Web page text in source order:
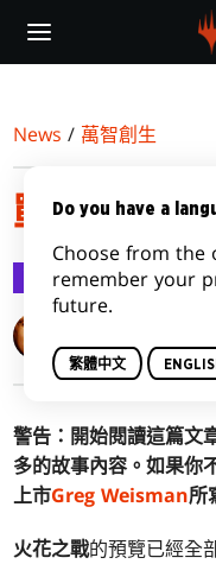
main
News / 萬智創生
戰爭遊戲
萬智創生 2019-04-22
警告：開始閱讀這篇文
多的故事內容。如果你
上市Greg Weisman所
火花之戰的預覽已經全
Do you have a
Choose from the
remember your
future.
繁體中文